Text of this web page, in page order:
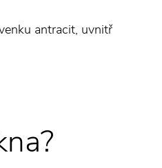
antracit, uvnitř